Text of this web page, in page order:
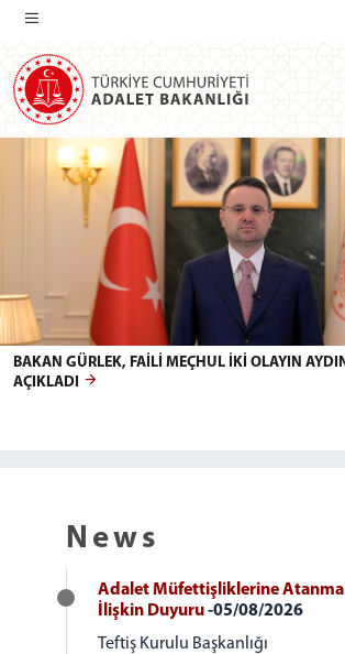
REPUBLIC OF TÜRKİYE
BAKAN GÜRLEK, FAİLİ MEÇHUL İKİ OLAYIN
AÇIKLADI
News
Adalet Müfettişliklerine Atanma
İlişkin Duyuru-05/08/2026
Teftiş Kurulu Başkanlığı